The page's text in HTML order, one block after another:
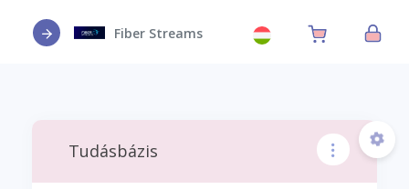
Fiber Streams
Tudásbázis